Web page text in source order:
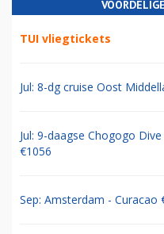
TUI vliegtickets
Jul: 8-dg cruise Oost
Jul: 9-daagse Chogogo
€1056
Sep: Amsterdam - Curacao